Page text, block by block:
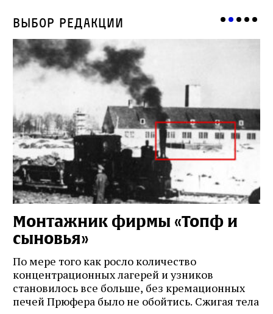
Выбор редакции
Монтажник фирмы «Топф и
сыновья»
По мере того как росло количество
концентрационных лагерей и узников
становилось все больше, без кремационных
печей Прюфера было не обойтись. Cжигая тела